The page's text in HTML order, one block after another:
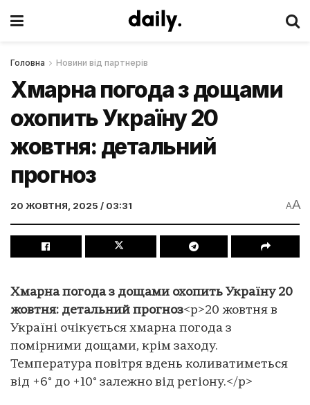
Головна Новини від партнерів
Хмарна погода з дощами
охопить Україну 20
жовтня: детальний
прогноз
20 ЖОВТНЯ, 2025 / 03:31 AA
Хмарна погода з дощами охопить Україну 20
жовтня: детальний прогноз<p>20 жовтня в
Україні очікується хмарна погода з
помірними дощами, крім заходу.
Температура повітря вдень коливатиметься
від +6° до +10° залежно від регіону.</p>